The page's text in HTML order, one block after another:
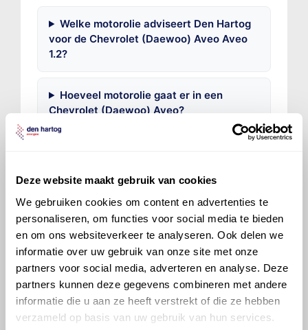
Deze website maakt gebruik van cookies
We gebruiken cookies om content en advertenties te
personaliseren, om functies voor social media te bieden
en om ons websiteverkeer te analyseren. Ook delen we
informatie over uw gebruik van onze site met onze
partners voor social media, adverteren en analyse. Deze
partners kunnen deze gegevens combineren met andere
informatie die u aan ze heeft verstrekt of die ze hebben
verzameld op basis van uw gebruik van hun services.
Welke motorolie adviseert Den Hartog
voor de Chevrolet (Daewoo) Aveo Aveo
1.2?
Hoeveel motorolie gaat er in een
Chevrolet (Daewoo) Aveo?
Aveo?
Voor welke onderdelen van de
Chevrolet (Daewoo) Aveo is
productadvies beschikbaar?